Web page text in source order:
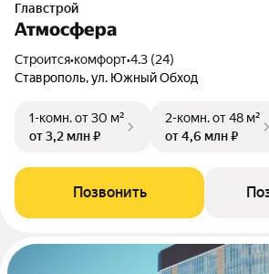
Главстрой
Атмосфера
Строится•комфорт•4.3 (24)
Ставрополь, ул. Южный Обход
1-комн.от 30 м²
от 3,2 млн ₽
2-комн.от 48 м²
от 4,6 млн ₽
Позвонить